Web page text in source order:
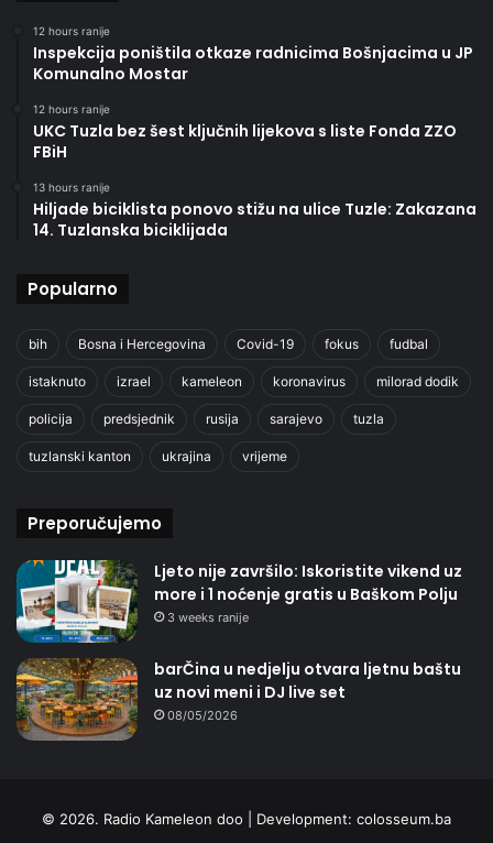
12 hours ranije
Inspekcija poništila otkaze radnicima Bošnjacima u JP
Komunalno Mostar
12 hours ranije
UKC Tuzla bez šest ključnih lijekova s liste Fonda ZZO
FBiH
13 hours ranije
Hiljade biciklista ponovo stižu na ulice Tuzle: Zakazana
14. Tuzlanska biciklijada
Popularno
bih Bosna i Hercegovina Covid-19 fokus fudbal
istaknuto izrael kameleon koronavirus milorad dodik
policija predsjednik rusija sarajevo tuzla
tuzlanski kanton ukrajina vrijeme
Preporučujemo
Ljeto nije završilo: Iskoristite vikend uz
more i 1 noćenje gratis u Baškom Polju
3 weeks ranije
barČina u nedjelju otvara ljetnu baštu
uz novi meni i DJ live set
08/05/2026
© 2026. Radio Kameleon doo | Development: colosseum.ba